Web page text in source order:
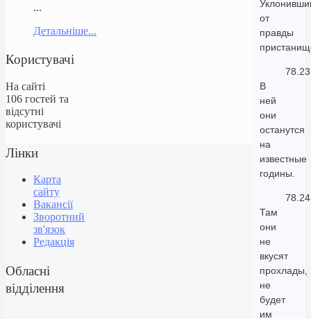
от
правды
78.23
В
ней
они
останутся
на
известные
годины.
78.24
Там
они
не
вкусят
прохлады,
не
будет
им
...
Детальніше...
Користувачі
На сайті
106 гостей та
відсутні
користувачі
Лінки
Карта
сайту
Вакансії
Зворотний
зв'язок
Редакція
Обласні
відділення